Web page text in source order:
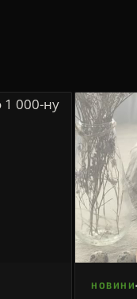
НОВИНИ